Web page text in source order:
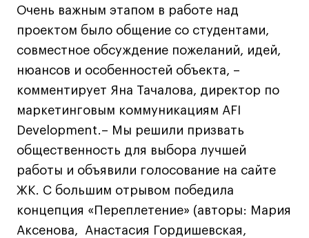
Поступающим
Условия поступления
Стоимость обучения
Иностранным студентам
График учебного года
Вопросы и ответы
Карьера
Ассоциация выпускников
Центр карьеры
Очень важным этапом в работе над
проектом было общение со студентами,
совместное обсуждение пожеланий, идей,
нюансов и особенностей объекта, –
комментирует Яна Тачалова, директор по
маркетинговым коммуникациям AFI
Development.– Мы решили призвать
общественность для выбора лучшей
работы и объявили голосование на сайте
ЖК. С большим отрывом победила
концепция «Переплетение» (авторы: Мария
Аксенова, Анастасия Гордишевская,